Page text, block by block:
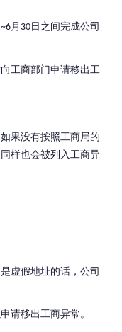
~6月 30 日之间完成公司
工商部门申请移出工
如果没有按照工商局的
样也会被列入工商异
虚假地址的话，公司
请移出工商异常。